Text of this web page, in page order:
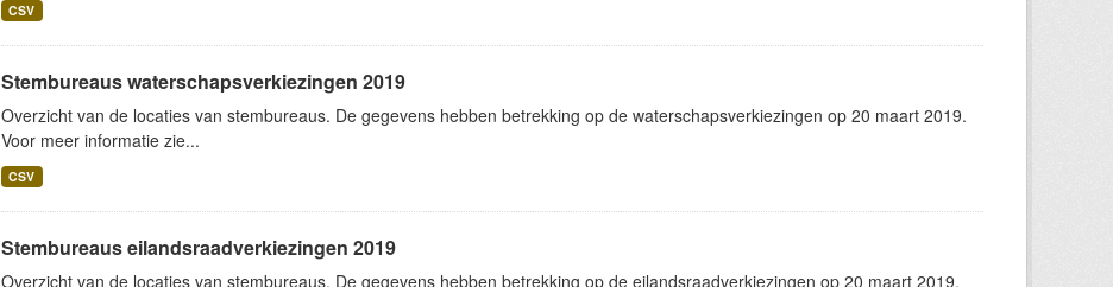
CSV
Stembureaus waterschapsverkiezingen 2019
Overzicht van de locaties van stembureaus. De gegevens hebben betrekking op de waterschapsverkiezingen op 20 maart 2019.
Voor meer informatie zie...
CSV
Stembureaus eilandsraadverkiezingen 2019
Overzicht van de locaties van stembureaus. De gegevens hebben betrekking op de eilandsraadverkiezingen op 20 maart 2019.